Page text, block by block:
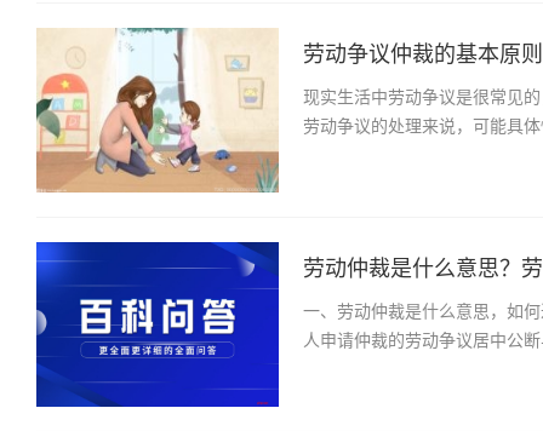
劳动争议仲裁的基本原
现实生活中劳动争议是很常见
劳动争议的处理来说，可能具
劳动仲裁是什么意思？
一、劳动仲裁是什么意思，如
人申请仲裁的劳动争议居中公